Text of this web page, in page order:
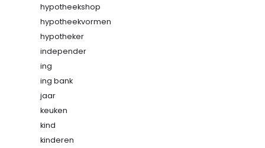
hypotheekshop
hypotheekvormen
hypotheker
independer
ing
ing bank
jaar
keuken
kind
kinderen